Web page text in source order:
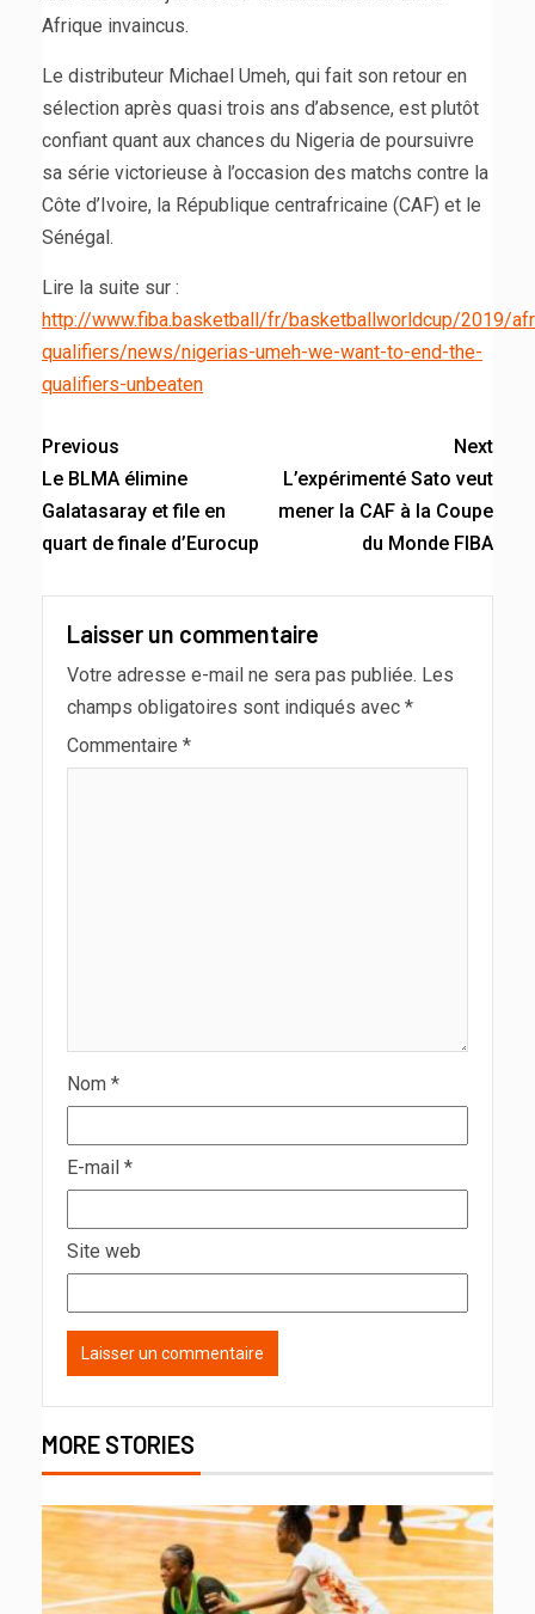
Afrique invaincus.
Le distributeur Michael Umeh, qui fait son retour en
sélection après quasi trois ans d’absence, est plutôt
confiant quant aux chances du Nigeria de poursuivre
sa série victorieuse à l’occasion des matchs contre la
Côte d’Ivoire, la République centrafricaine (CAF) et le
Sénégal.
Lire la suite sur :
http://www.fiba.basketball/fr/basketballworldcup/2019/
qualifiers/news/nigerias-umeh-we-want-to-end-the-
qualifiers-unbeaten
Previous
Le BLMA élimine
Galatasaray et file en
quart de finale d’Eurocup
Next
L’expérimenté Sato veut
mener la CAF à la Coupe
du Monde FIBA
Laisser un commentaire
Votre adresse e-mail ne sera pas publiée. Les
champs obligatoires sont indiqués avec *
Commentaire *
Nom *
E-mail *
Site web
MORE STORIES